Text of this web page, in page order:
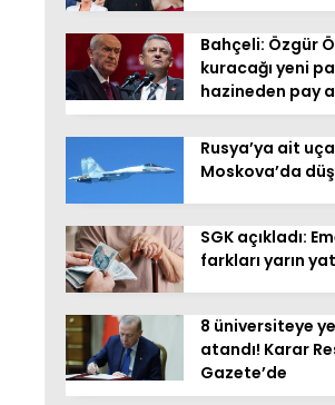
Bahçeli: Özgür
kuracağı yeni
hazineden pay
Rusya’ya ait
Moskova’da
SGK açıkladı:
farkları yarın
8 üniversiteye
atandı! Karar
Gazete’de